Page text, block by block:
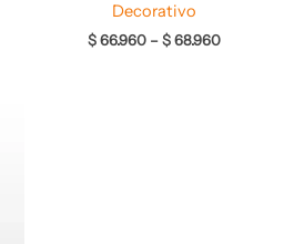
Decorativo
$66.960 –$68.960